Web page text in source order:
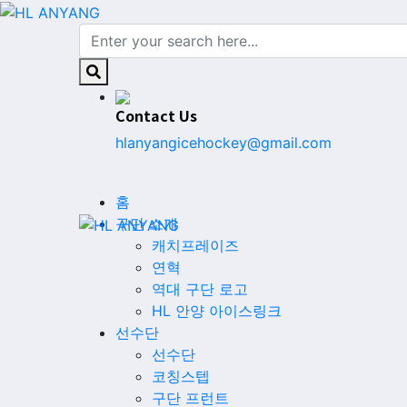
Contact Us
hlanyangicehockey@gmail.com
홈
구단 소개
캐치프레이즈
연혁
역대 구단 로고
HL 안양 아이스링크
선수단
선수단
코칭스텝
구단 프런트